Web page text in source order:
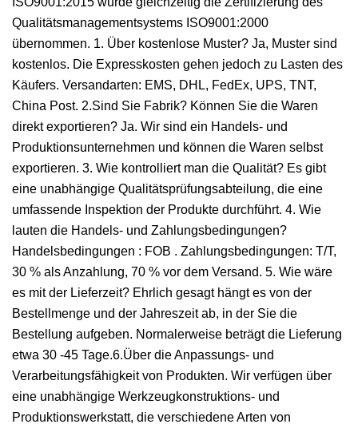
Qualitätsmanagementsystems ISO9001:2000
übernommen. 1. Über kostenlose Muster? Ja, Muster sind
kostenlos. Die Expresskosten gehen jedoch zu Lasten des
Käufers. Versandarten: EMS, DHL, FedEx, UPS, TNT,
China Post. 2.Sind Sie Fabrik? Können Sie die Waren
direkt exportieren? Ja. Wir sind ein Handels- und
Produktionsunternehmen und können die Waren selbst
exportieren. 3. Wie kontrolliert man die Qualität? Es gibt
eine unabhängige Qualitätsprüfungsabteilung, die eine
umfassende Inspektion der Produkte durchführt. 4. Wie
lauten die Handels- und Zahlungsbedingungen?
Handelsbedingungen : FOB . Zahlungsbedingungen: T/T,
30 % als Anzahlung, 70 % vor dem Versand. 5. Wie wäre
es mit der Lieferzeit? Ehrlich gesagt hängt es von der
Bestellmenge und der Jahreszeit ab, in der Sie die
Bestellung aufgeben. Normalerweise beträgt die Lieferung
etwa 30 -45 Tage.6.Über die Anpassungs- und
Verarbeitungsfähigkeit von Produkten. Wir verfügen über
eine unabhängige Werkzeugkonstruktions- und
Produktionswerkstatt, die verschiedene Arten von